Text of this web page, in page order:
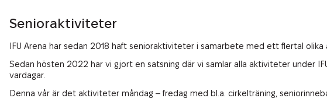
Senioraktiviteter
IFU Arena har sedan 2018 haft senioraktiviteter i samarbete med ett flertal olika
Sedan hösten 2022 har vi gjort en satsning där vi samlar alla aktiviteter under
vardagar.
Denna vår är det aktiviteter måndag – fredag med bl.a. cirkelträning,